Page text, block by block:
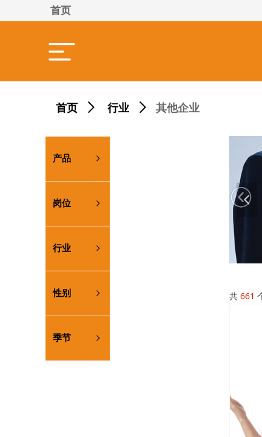
首页
首页 ꄲ 行业 ꄲ 其他企业
共 661
넳
ꁇ
产品
ꁇ
岗位
ꁇ
行业
ꁇ
性别
ꁇ
季节